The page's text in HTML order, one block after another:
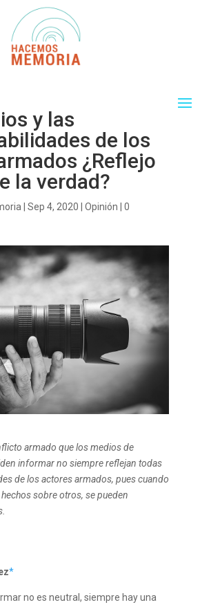
y las
de los
¿Reflejo
la verdad?
Sep 4, 2020 Opinión
0
armado que los medios de
informar no siempre reflejan todas
de los actores armados, pues cuando
sobre otros, se pueden
*
no es neutral, siempre hay una